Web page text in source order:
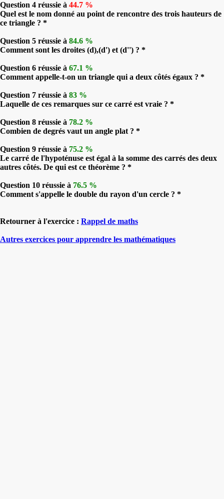
Question 4 réussie à 44.7 %
Quel est le nom donné au point de rencontre des trois hauteurs de
ce triangle ? *
Question 5 réussie à 84.6 %
Comment sont les droites (d),(d') et (d'') ? *
Question 6 réussie à 67.1 %
Comment appelle-t-on un triangle qui a deux côtés égaux ? *
Question 7 réussie à 83 %
Laquelle de ces remarques sur ce carré est vraie ? *
Question 8 réussie à 78.2 %
Combien de degrés vaut un angle plat ? *
Question 9 réussie à 75.2 %
Le carré de l'hypoténuse est égal à la somme des carrés des deux
autres côtés. De qui est ce théorème ? *
Question 10 réussie à 76.5 %
Comment s'appelle le double du rayon d'un cercle ? *
Retourner à l'exercice : Rappel de maths
Autres exercices pour apprendre les mathématiques